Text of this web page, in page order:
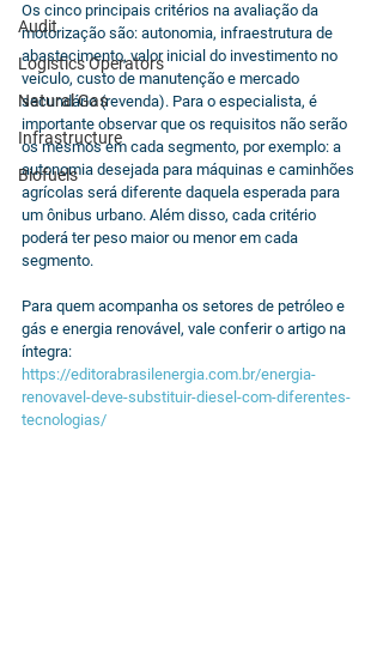
Audit
Logistics Operators
Natural Gas
Infrastructure
Biofuels
Os cinco principais critérios na avaliação da
motorização são: autonomia, infraestrutura de
abastecimento, valor inicial do investimento no
veículo, custo de manutenção e mercado
secundário (revenda). Para o especialista, é
importante observar que os requisitos não serão
os mesmos em cada segmento, por exemplo: a
autonomia desejada para máquinas e caminhões
agrícolas será diferente daquela esperada para
um ônibus urbano. Além disso, cada critério
poderá ter peso maior ou menor em cada
segmento.
Para quem acompanha os setores de petróleo e
gás e energia renovável, vale conferir o artigo na
íntegra:
https://editorabrasilenergia.com.br/energia-
renovavel-deve-substituir-diesel-com-diferentes-
tecnologias/